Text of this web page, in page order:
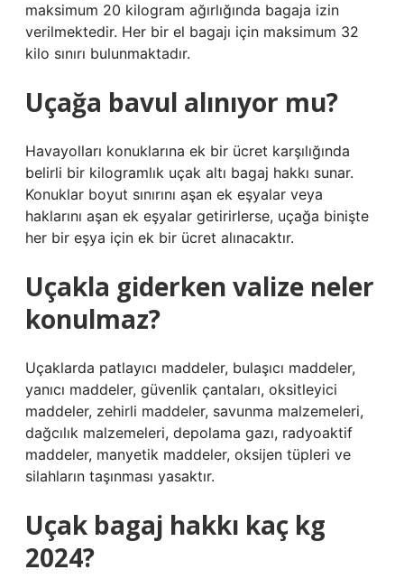
maksimum 20 kilogram ağırlığında bagaja izin
verilmektedir. Her bir el bagajı için maksimum 32
kilo sınırı bulunmaktadır.
Uçağa bavul alınıyor mu?
Havayolları konuklarına ek bir ücret karşılığında
belirli bir kilogramlık uçak altı bagaj hakkı sunar.
Konuklar boyut sınırını aşan ek eşyalar veya
haklarını aşan ek eşyalar getirirlerse, uçağa binişte
her bir eşya için ek bir ücret alınacaktır.
Uçakla giderken valize neler
konulmaz?
Uçaklarda patlayıcı maddeler, bulaşıcı maddeler,
yanıcı maddeler, güvenlik çantaları, oksitleyici
maddeler, zehirli maddeler, savunma malzemeleri,
dağcılık malzemeleri, depolama gazı, radyoaktif
maddeler, manyetik maddeler, oksijen tüpleri ve
silahların taşınması yasaktır.
Uçak bagaj hakkı kaç kg
2024?